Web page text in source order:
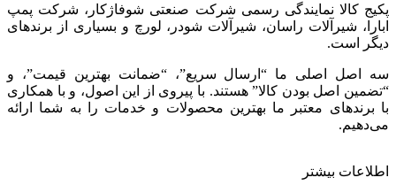
پکیج کالا نمایندگی رسمی شرکت صنعتی شوفاژکار، شرکت پمپ
ابارا، شیرآلات راسان، شیرآلات شودر، لورچ و بسیاری از برندهای
دیگر است.
سه اصل اصلی ما “ارسال سریع”، “ضمانت بهترین قیمت”، و
“تضمین اصل بودن کالا” هستند. با پیروی از این اصول، و با همکاری
با برندهای معتبر ما بهترین محصولات و خدمات را به شما ارائه
می‌دهیم.
اطلاعات بیشتر